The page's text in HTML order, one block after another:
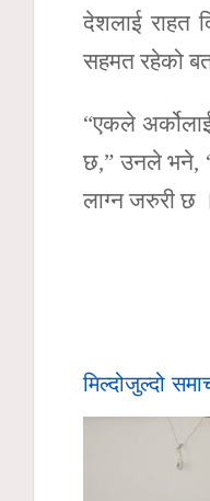
देशलाई राहत
सहमत रहेको
“एकले
छ,” उनले भने,
लाग्न जरुरी छ
मिल्दोजुल्दो